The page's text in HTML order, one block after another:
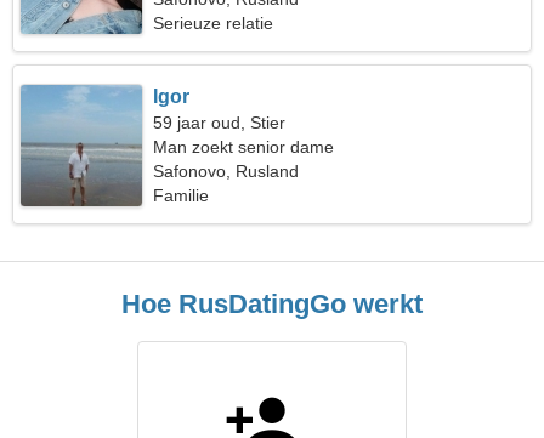
Serieuze relatie
Igor
59 jaar oud, Stier
Man zoekt senior dame
Safonovo, Rusland
Familie
Hoe RusDatingGo werkt